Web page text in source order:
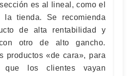
es al lineal, como el
la tienda. Se recomienda
de alta rentabilidad y
otro de alto gancho.
productos «de cara», para
los clientes vayan